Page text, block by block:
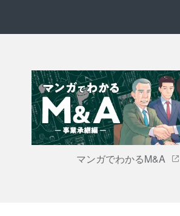
マンガでわかるM&A